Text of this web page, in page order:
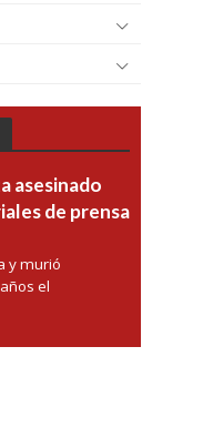
asesinado
de prensa
y murió
el